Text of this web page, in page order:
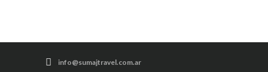
info@sumajtravel.com.ar